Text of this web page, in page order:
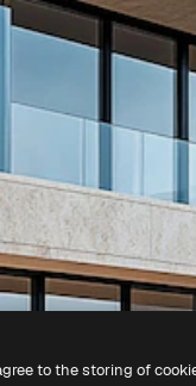
to the storing of